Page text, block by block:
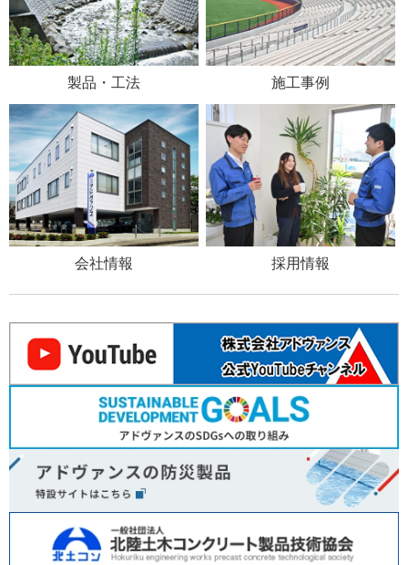
製品・工法 施工事例
会社情報 採用情報